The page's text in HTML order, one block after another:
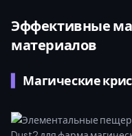
Эффективные
материалов
Магические